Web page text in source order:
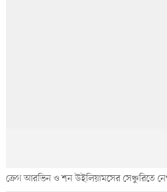
ক্রেগ আরভিন ও শন উইলিয়ামসের সেঞ্চুরিতে